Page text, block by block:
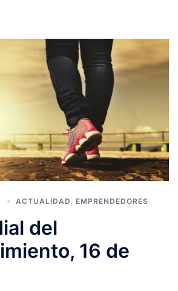
ACTUALIDAD EMPRENDEDORES
del
16 de